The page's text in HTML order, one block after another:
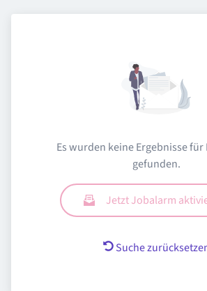
Es wurden keine Ergebnisse für
gefunden.
Jetzt Jobalarm
Suche